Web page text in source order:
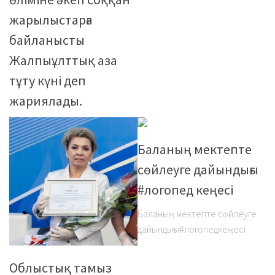
жарылыстарға
байланысты
Жалпыұлттық аза
тұту күні деп
жариялады.
Облыстық тамыз
Баланың мектепте
сөйлеуге дайындығы
#логопед кеңесі
Баланың мектепте сөйлеуге
дайындығы#логопедкеңесі